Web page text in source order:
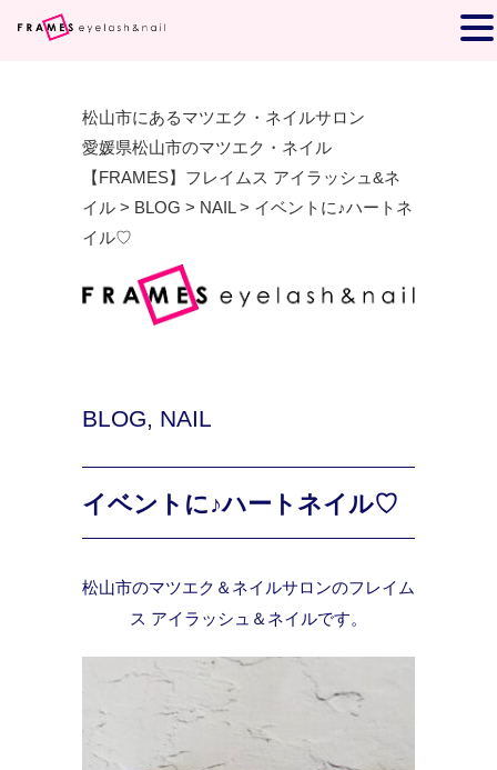
松山市にあるマツエク・ネイルサロン
愛媛県松山市のマツエク・ネイル
【FRAMES】フレイムス アイラッシュ&ネ
イル > BLOG > NAIL> イベントに♪ハートネ
イル♡
BLOG, NAIL
イベントに♪ハートネイル♡
松山市のマツエク＆ネイルサロンのフレイム
ス アイラッシュ＆ネイルです。